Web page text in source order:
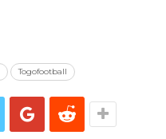
Togofootball